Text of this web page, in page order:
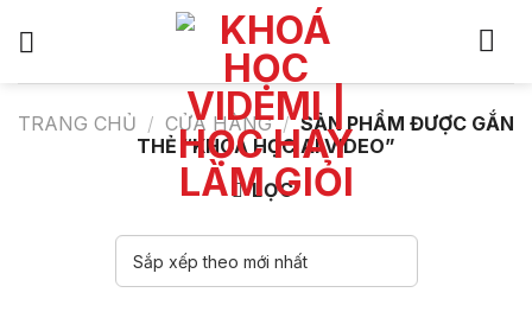
TRANG CHỦ / CỬA HÀNG / SẢN PHẨM ĐƯỢC GẮN
THẺ “KHÓA HỌC AI VIDEO”
LỌC